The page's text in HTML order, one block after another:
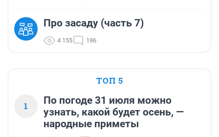
Про засаду (часть 7)
4 155 196
ТОП 5
1
По погоде 31 июля можно
узнать, какой будет осень, —
народные приметы